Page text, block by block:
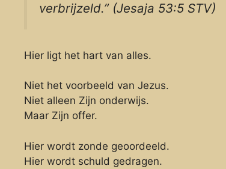
verbrijzeld.” (Jesaja 53:5 STV)
Hier ligt het hart van alles.
Niet het voorbeeld van Jezus.
Niet alleen Zijn onderwijs.
Maar Zijn offer.
Hier wordt zonde geoordeeld.
Hier wordt schuld gedragen.